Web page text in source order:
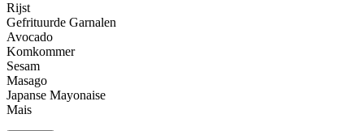
Rijst
Gefrituurde Garnalen
Avocado
Komkommer
Sesam
Masago
Japanse Mayonaise
Mais